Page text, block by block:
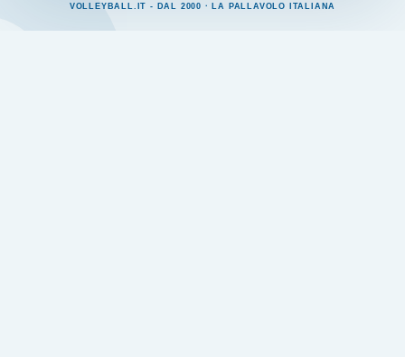
VOLLEYBALL.IT - DAL 2000 · LA PALLAVOLO ITALIANA